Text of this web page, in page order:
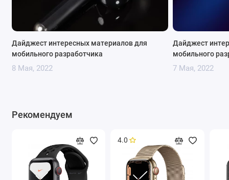
Дайджест интересных материалов для
мобильного разработчика
8 Мая, 2022
Дайджест
мобильного
7 Мая, 2022
Рекомендуем
4.0